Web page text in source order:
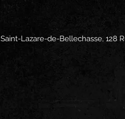
Saint-Lazare-de-Bellechasse, 128